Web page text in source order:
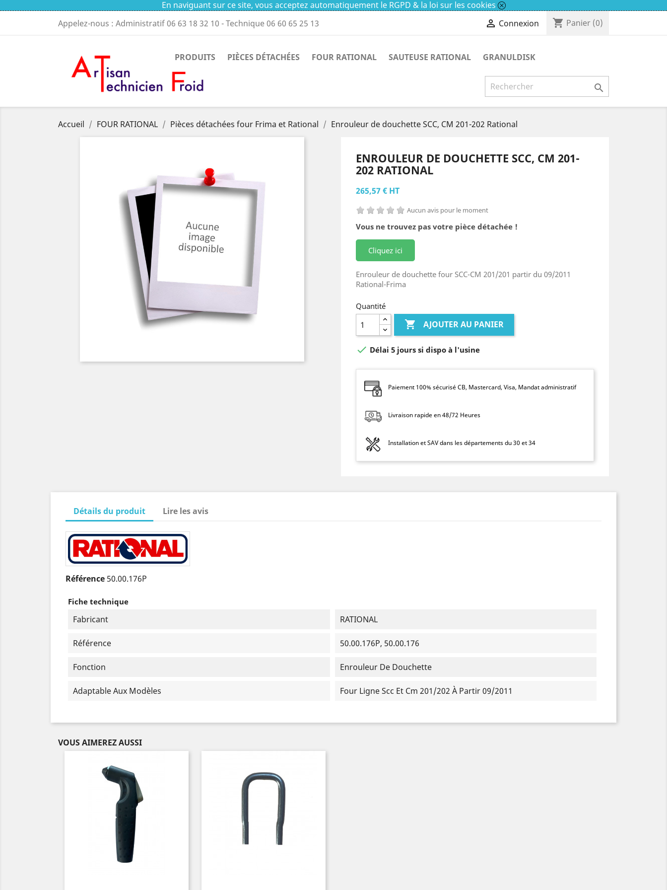
En naviguant sur ce site, vous acceptez automatiquement le RGPD & la loi sur les cookies
Appelez-nous : Administratif06 63 18 32 10 - Technique 06 60 65 25 13  Connexion shopping_cart Panier (0)
PRODUITS PIÈCES DÉTACHÉES FOUR RATIONAL SAUTEUSE RATIONAL GRANULDISK

Accueil FOUR RATIONAL Pièces détachées four Frima et Rational Enrouleur de douchette SCC, CM 201-202 Rational
ENROULEUR DE DOUCHETTE SCC, CM 201-
202 RATIONAL
265,57 € HT
Aucun avis pour le moment
Vous ne trouvez pas votre pièce détachée !
Cliquez ici
Enrouleur de douchette four SCC-CM 201/201 partir du 09/2011
Rational-Frima
Quantité
 AJOUTER AU PANIER
 Délai 5 jours si dispo à l'usine
Paiement 100% sécurisé CB, Mastercard, Visa, Mandat administratif
Livraison rapide en 48/72 Heures
Installation et SAV dans les départements du 30 et 34
Détails du produit Lire les avis
Référence 50.00.176P
Fiche technique
Fabricant RATIONAL
Référence 50.00.176P, 50.00.176
Fonction Enrouleur De Douchette
Adaptable Aux Modèles Four Ligne Scc Et Cm 201/202 À Partir 09/2011
VOUS AIMEREZ AUSSI